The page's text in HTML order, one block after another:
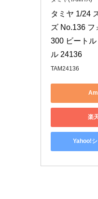
タミヤ 1/24
ズ No.136 フ
300 ビート
ル 24136
TAM24136
楽
Yahoo!